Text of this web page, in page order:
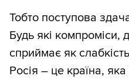
Тобто поступова
Будь які компроміси,
сприймає як
Росія – це країна,